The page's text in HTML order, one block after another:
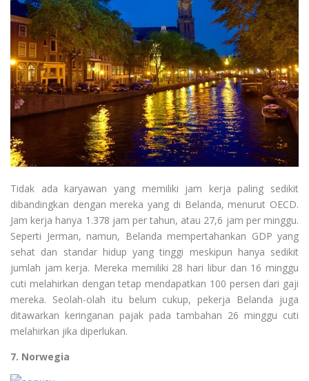
Tidak ada karyawan yang memiliki jam kerja paling sedikit
dibandingkan dengan mereka yang di Belanda, menurut OECD.
Jam kerja hanya 1.378 jam per tahun, atau 27,6 jam per minggu.
Seperti Jerman, namun, Belanda mempertahankan GDP yang
sehat dan standar hidup yang tinggi meskipun hanya sedikit
jumlah jam kerja. Mereka memiliki 28 hari libur dan 16 minggu
cuti melahirkan dengan tetap mendapatkan 100 persen dari gaji
mereka. Seolah-olah itu belum cukup, pekerja Belanda juga
ditawarkan keringanan pajak pada tambahan 26 minggu cuti
melahirkan jika diperlukan.
7. Norwegia